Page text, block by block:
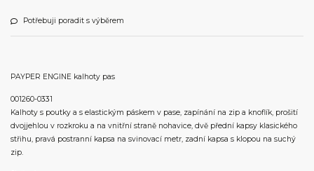
Potřebuji poradit s výběrem
PAYPER ENGINE kalhoty pas
001260-0331
Kalhoty s poutky a s elastickým páskem v pase, zapínání na zip a knoflík, prošití
dvojjehlou v rozkroku a na vnitřní straně nohavice, dvě přední kapsy klasického
střihu, pravá postranní kapsa na svinovací metr, zadní kapsa s klopou na suchý
zip.